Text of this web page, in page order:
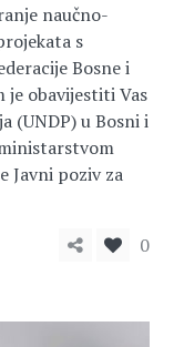
naučno-
s
Bosne i
je obavijestiti Vas
(UNDP) u Bosni i
Javni poziv za
0